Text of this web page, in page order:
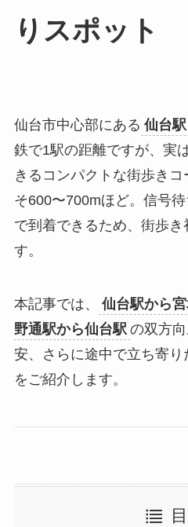
りスポット
仙台市中心部にある 仙台駅
鉄で1駅の距離ですが、実
きるコンパクトな街歩き
そ600〜700mほど。信号
で到着できるため、街歩
す。
本記事では、 仙台駅から
野通駅から仙台駅 の双方
安、さらに途中で立ち寄り
をご紹介します。